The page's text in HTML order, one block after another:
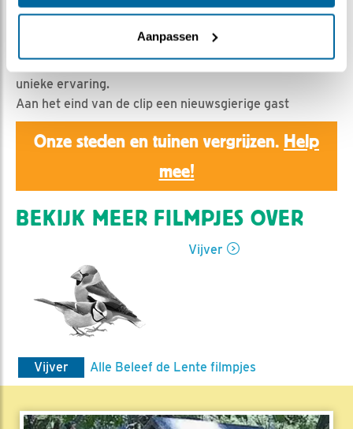
Aanpassen
Ed Hoogkamer | Geplaatst op 21 mei 2020, 9:01 |
Bewaar dit filmpje |
Maar liefst 10kruisbekkenbezochten de vijver, een
unieke ervaring.
Aan het eind van de clip een nieuwsgierige gast
Onze steden en tuinen vergrijzen. Help
mee!
BEKIJK MEER FILMPJES OVER
Vijver
Vijver Alle Beleef de Lente filmpjes